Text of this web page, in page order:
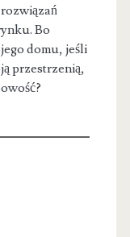
Bo
domu, jeśli
przestrzenią,